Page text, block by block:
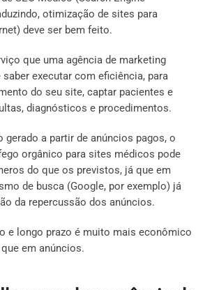
otimização de sites para
deve ser bem feito.
que uma agência de marketing
executar com eficiência, para
do seu site, captar pacientes e
diagnósticos e procedimentos.
gerado a partir de anúncios pagos, o
orgânico para sites médicos pode
do que os previstos, já que em
de busca (Google, por exemplo) já
da repercussão dos anúncios.
e longo prazo é muito mais econômico
em anúncios.